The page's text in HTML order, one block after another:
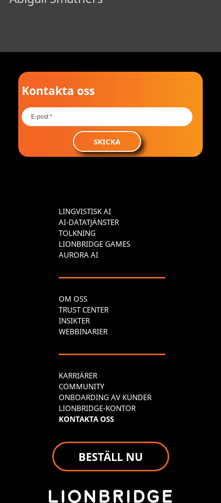
Kontakta oss
SKICKA
LINGVISTISK AI
AI-DATATJÄNSTER
TOLKNING
LIONBRIDGE GAMES
AURORA AI
OM OSS
TRUST CENTER
INSIKTER
WEBBINARIER
KARRIÄRER
COMMUNITY
ONBOARDING AV KUNDER
LIONBRIDGE-KONTOR
KONTAKTA OSS
BESTÄLL NU